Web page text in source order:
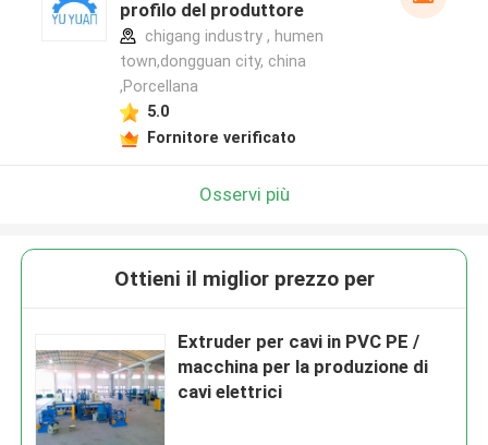
profilo del produttore
chigang industry , humen
town,dongguan city, china
,Porcellana
5.0
Fornitore verificato
Osservi più
Ottieni il miglior prezzo per
Extruder per cavi in PVC PE /
macchina per la produzione di
cavi elettrici